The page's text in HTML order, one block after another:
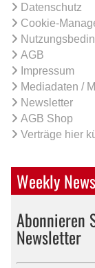
Datenschutz
Cookie-
AGB
Impressum
Mediadaten /
Newsletter
AGB Shop
Verträge hier
Weekly
Abonnieren
Newsletter